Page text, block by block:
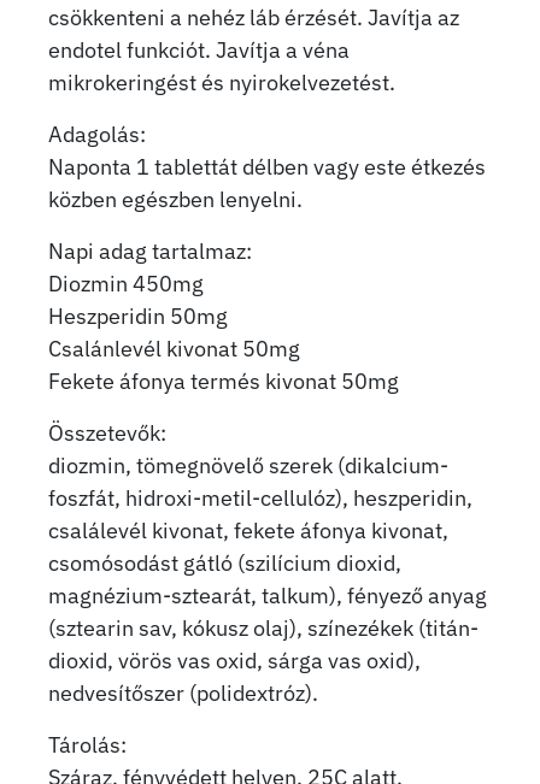
csökkenteni a nehéz láb érzését. Javítja az
endotel funkciót. Javítja a véna
mikrokeringést és nyirokelvezetést.
Adagolás:
Naponta 1 tablettát délben vagy este étkezés
közben egészben lenyelni.
Napi adag tartalmaz:
Diozmin 450mg
Heszperidin 50mg
Csalánlevél kivonat 50mg
Fekete áfonya termés kivonat 50mg
Összetevők:
diozmin, tömegnövelő szerek (dikalcium-
foszfát, hidroxi-metil-cellulóz), heszperidin,
csalálevél kivonat, fekete áfonya kivonat,
csomósodást gátló (szilícium dioxid,
magnézium-sztearát, talkum), fényező anyag
(sztearin sav, kókusz olaj), színezékek (titán-
dioxid, vörös vas oxid, sárga vas oxid),
nedvesítőszer (polidextróz).
Tárolás:
Száraz, fényvédett helyen, 25C alatt.